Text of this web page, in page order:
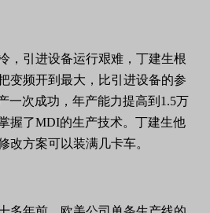
，引进设备运行艰难，丁建生根
变频开到最大，比引进设备的参
一次成功，年产能力提高到1.5万
握了MDI的生产技术。丁建生他
改方案可以装满几卡车。